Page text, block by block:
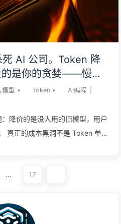
出 1 分钟并变现。 本文将从注意
个人超智能布局、算力经济变
南，为你拆解这场价值万亿美元
夺的是用户的时间。抖音的全
1 注意力战争 3.0：
有清醒时间都被瓜分完毕，下一
AI 公司。Token 降
的是你的贪婪——慢慢
模型 • Token • AI编程
降价的是没人用的旧模型，用户
真正的成本黑洞不是 Token 单
价，你会输掉未来。 摆脱“烧钱”
合，把 AI 当成亏本的引流工
… 17